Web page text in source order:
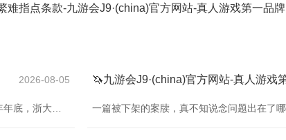
指点条款-九游会J9·(china)官方网站-真人游戏第一品牌
2026-08-05